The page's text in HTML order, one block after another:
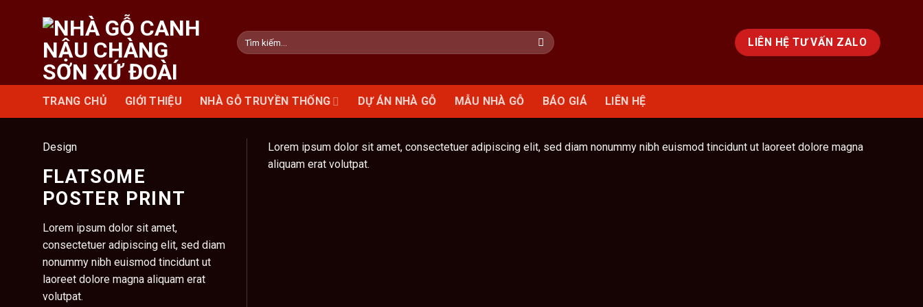
Tìm
kiếm:
LIÊN HỆ TƯ VẤN ZALO
TRANG CHỦ GIỚI THIỆU NHÀ GỖ TRUYỀN THỐNG DỰ ÁN NHÀ GỖ MẪU NHÀ GỖ BÁO GIÁ LIÊN HỆ
Design
FLATSOME
POSTER PRINT
Lorem ipsum dolor sit amet,
consectetuer adipiscing elit, sed diam
nonummy nibh euismod tincidunt ut
laoreet dolore magna aliquam erat
volutpat.
Lorem ipsum dolor sit amet, consectetuer adipiscing elit, sed diam nonummy nibh euismod tincidunt ut laoreet dolore magna
aliquam erat volutpat.